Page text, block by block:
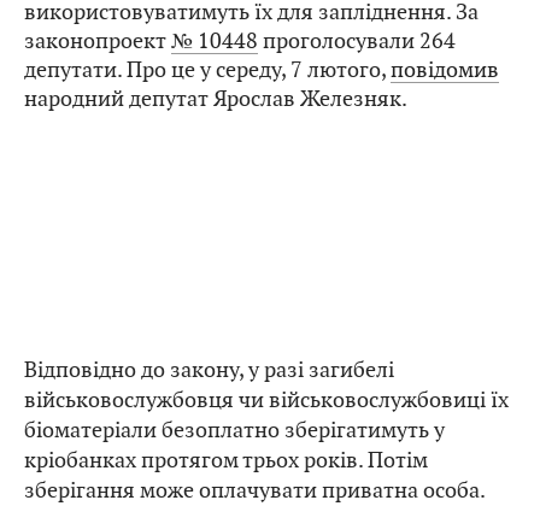
використовуватимуть їх для запліднення. За
законопроект№ 10448 проголосували 264
депутати. Про це у середу, 7 лютого,повідомив
народний депутат Ярослав Железняк.
Відповідно до закону, у разі загибелі
військовослужбовця чи військовослужбовиці їх
біоматеріали безоплатно зберігатимуть у
кріобанках протягом трьох років. Потім
зберігання може оплачувати приватна особа.